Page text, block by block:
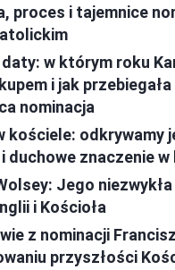
proces i tajemnice
w którym roku
i jak przebiegała
nominacja
kościele: odkrywamy
duchowe znaczenie
Jego
i Kościoła
z nominacji
przyszłości